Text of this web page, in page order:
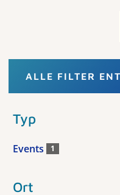
ALLE FILTER
Typ
Events 1
Ort